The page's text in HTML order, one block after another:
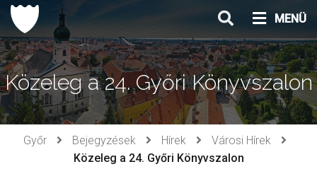
Ugrás
tartalomhoz
MENÜ
Közeleg a 24. Győri Könyvszalon
Győr Bejegyzések Hírek
Városi Hírek
Közeleg a 24. Győri Könyvszalon